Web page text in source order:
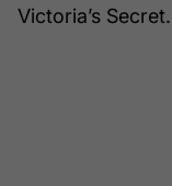
Victoria’s Secret.